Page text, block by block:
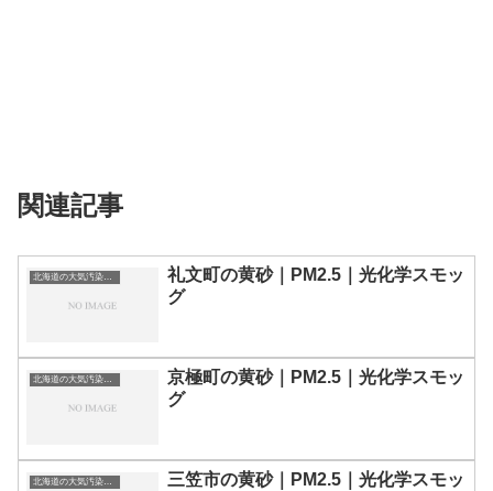
関連記事
北海道の大気汚染・PM2.5・黄砂・エアロゾルの数値
礼文町の黄砂｜PM2.5｜光化学スモッ
グ
北海道の大気汚染・PM2.5・黄砂・エアロゾルの数値
京極町の黄砂｜PM2.5｜光化学スモッ
グ
北海道の大気汚染・PM2.5・黄砂・エアロゾルの数値
三笠市の黄砂｜PM2.5｜光化学スモッ